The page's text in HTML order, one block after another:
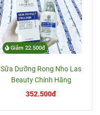
Giảm 22.500đ
Sữa Dưỡng Rong Nho Las
Beauty Chính Hãng
352.500đ